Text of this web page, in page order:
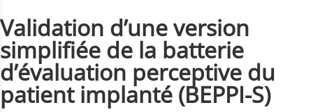
Validation d’une version
simplifiée de la batterie
d’évaluation perceptive du
patient implanté (BEPPI-S)